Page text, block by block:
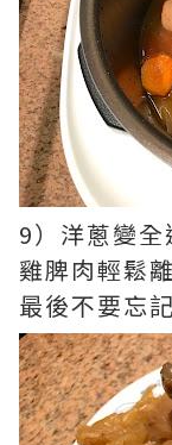
9）洋蔥變全
雞脾肉輕鬆
最後不要忘